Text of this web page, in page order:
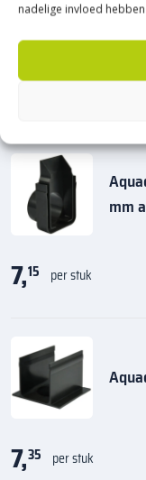
nadelige invloed
Maak jouw
Producten die
mm
7,15 per stuk
7,35 per stuk